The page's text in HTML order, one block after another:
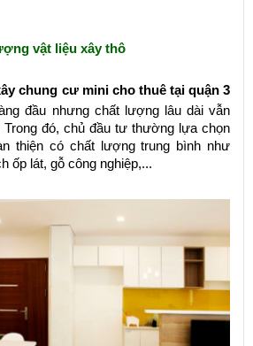
vật liệu xây thô
chung cư mini cho thuê tại quận 3
đầu nhưng chất lượng lâu dài vẫn
đó, chủ đầu tư thường lựa chọn
thiện có chất lượng trung bình như
ốp lát, gỗ công nghiệp,...